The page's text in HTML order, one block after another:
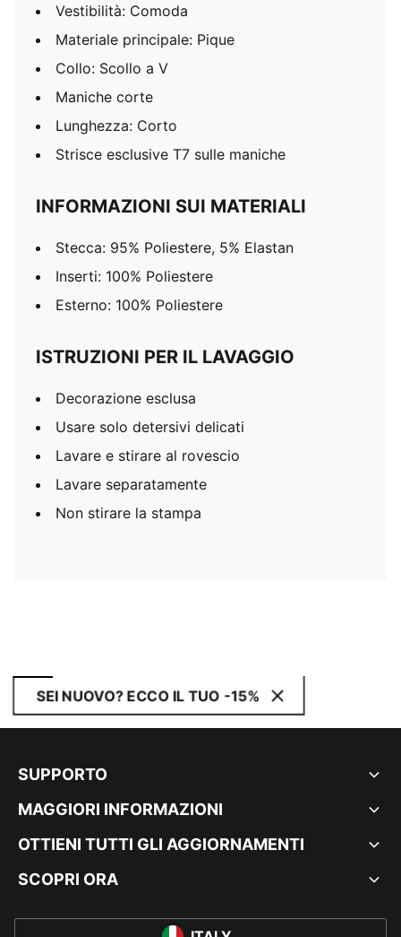
Vestibilità: Comoda
Materiale principale: Pique
Collo: Scollo a V
Maniche corte
Lunghezza: Corto
Strisce esclusive T7 sulle maniche
INFORMAZIONI SUI MATERIALI
Stecca: 95% Poliestere, 5% Elastan
Inserti: 100% Poliestere
Esterno: 100% Poliestere
ISTRUZIONI PER IL LAVAGGIO
Decorazione esclusa
Usare solo detersivi delicati
Lavare e stirare al rovescio
Lavare separatamente
Non stirare la stampa
SEI NUOVO? ECCO IL TUO -15%
SUPPORTO
MAGGIORI INFORMAZIONI
OTTIENI TUTTI GLI AGGIORNAMENTI
SCOPRI ORA